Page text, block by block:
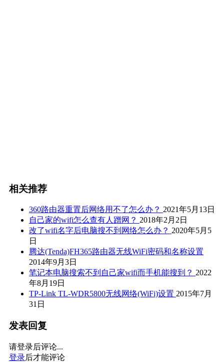
相关推荐
360路由器重置后网络用不了怎么办？ 2021年5月13日
自己家的wifi怎么查有人蹭网？ 2018年2月2日
改了wifi名字后电脑搜不到网络怎么办？ 2020年5月5
日
腾达(Tenda)FH365路由器无线WiFi密码和名称设置
2014年9月3日
笔记本电脑搜索不到自己家wifi而手机能搜到？ 2022
年8月19日
TP-Link TL-WDR5800无线网络(WiFi)设置 2015年7月
31日
发表回复
请登录后评论...
登录后才能评论